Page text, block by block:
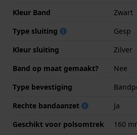
Kleur Band
Zwart
Type sluiting
Gesp
Kleur sluiting
Zilver
Band op maat gemaakt?
Nee
Type bevestiging
Rechte bandaanzet
Ja
Geschikt voor polsomtrek
160